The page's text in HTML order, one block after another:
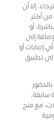
إلا أن
أكثر
أو
إلى
إصابات أو
تطبيق
مع منح